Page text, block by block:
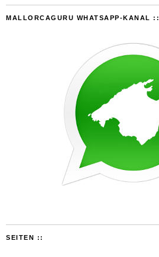
MALLORCAGURU WHATSAPP-KANAL ::
SEITEN ::